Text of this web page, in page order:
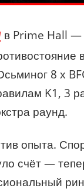
в Prime Hall —
8 х
K1, 3
раунд.
опыта.
счёт —